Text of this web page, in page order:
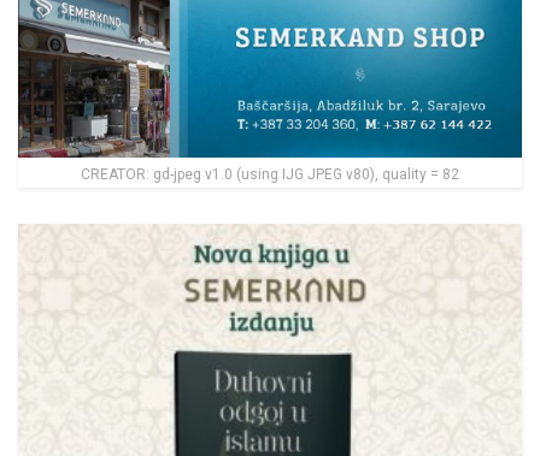
CREATOR: gd-jpeg v1.0 (using IJG JPEG v80), quality = 82